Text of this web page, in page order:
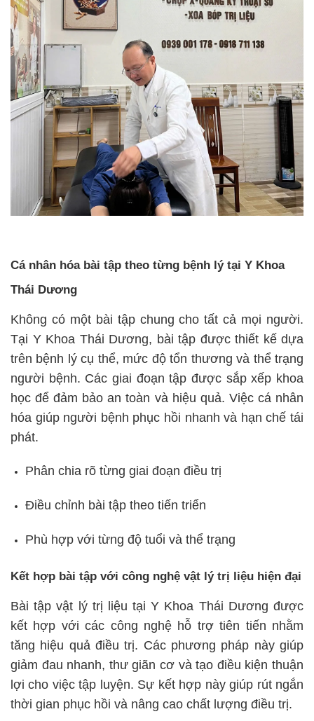
Cá nhân hóa bài tập theo từng bệnh lý tại Y Khoa
Thái Dương
Không có một bài tập chung cho tất cả mọi người.
Tại Y Khoa Thái Dương, bài tập được thiết kế dựa
trên bệnh lý cụ thể, mức độ tổn thương và thể trạng
người bệnh. Các giai đoạn tập được sắp xếp khoa
học để đảm bảo an toàn và hiệu quả. Việc cá nhân
hóa giúp người bệnh phục hồi nhanh và hạn chế tái
phát.
Phân chia rõ từng giai đoạn điều trị
Điều chỉnh bài tập theo tiến triển
Phù hợp với từng độ tuổi và thể trạng
Kết hợp bài tập với công nghệ vật lý trị liệu hiện đại
Bài tập vật lý trị liệu tại Y Khoa Thái Dương được
kết hợp với các công nghệ hỗ trợ tiên tiến nhằm
tăng hiệu quả điều trị. Các phương pháp này giúp
giảm đau nhanh, thư giãn cơ và tạo điều kiện thuận
lợi cho việc tập luyện. Sự kết hợp này giúp rút ngắn
thời gian phục hồi và nâng cao chất lượng điều trị.